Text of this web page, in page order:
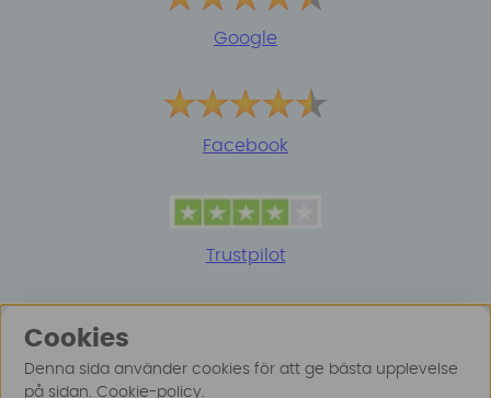
Google
Facebook
Trustpilot
Cookies
Denna sida använder cookies för att ge bästa upplevelse
på sidan. Cookie-policy.